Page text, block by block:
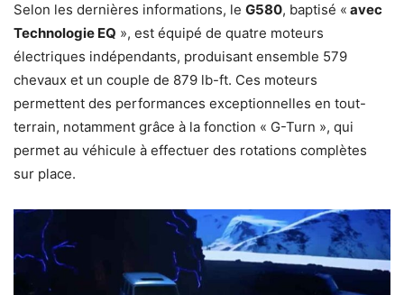
Selon les dernières informations, le G580, baptisé « avec
Technologie EQ », est équipé de quatre moteurs
électriques indépendants, produisant ensemble 579
chevaux et un couple de 879 lb-ft. Ces moteurs
permettent des performances exceptionnelles en tout-
terrain, notamment grâce à la fonction « G-Turn », qui
permet au véhicule à effectuer des rotations complètes
sur place.